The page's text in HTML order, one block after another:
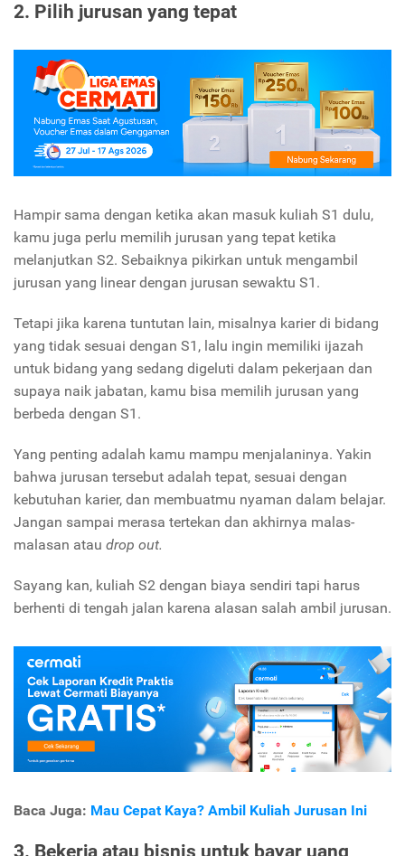
2. Pilih jurusan yang tepat
Hampir sama dengan ketika akan masuk kuliah S1 dulu,
kamu juga perlu memilih jurusan yang tepat ketika
melanjutkan S2. Sebaiknya pikirkan untuk mengambil
jurusan yang linear dengan jurusan sewaktu S1.
Tetapi jika karena tuntutan lain, misalnya karier di bidang
yang tidak sesuai dengan S1, lalu ingin memiliki ijazah
untuk bidang yang sedang digeluti dalam pekerjaan dan
supaya naik jabatan, kamu bisa memilih jurusan yang
berbeda dengan S1.
Yang penting adalah kamu mampu menjalaninya. Yakin
bahwa jurusan tersebut adalah tepat, sesuai dengan
kebutuhan karier, dan membuatmu nyaman dalam belajar.
Jangan sampai merasa tertekan dan akhirnya malas-
malasan atau drop out.
Sayang kan, kuliah S2 dengan biaya sendiri tapi harus
berhenti di tengah jalan karena alasan salah ambil jurusan.
Baca Juga: Mau Cepat Kaya? Ambil Kuliah Jurusan Ini